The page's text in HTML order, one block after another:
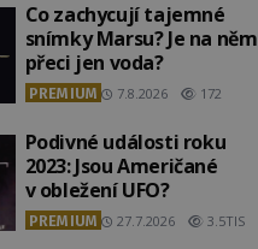
Co zachycují tajemné
snímky Marsu? Je na něm
přeci jen voda?
PREMIUM 7.8.2026 172
Podivné události roku
2023: Jsou Američané
v obležení UFO?
PREMIUM 27.7.2026 3.5TIS